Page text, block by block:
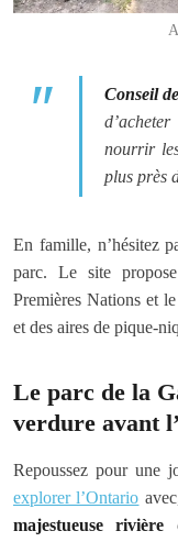
Conseil
nourrir
plus près
En famille, n’hésitez
parc. Le site
Premières Nations et
et des aires de pique-
Le parc de la
verdure avant
Repoussez pour une
explorer l’Ontario
majestueuse rivière